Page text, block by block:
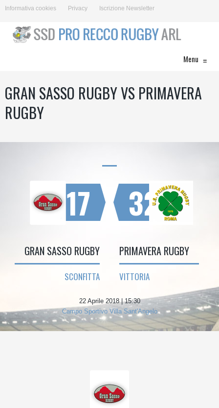
Informativa cookies Privacy Iscrizione Newsletter
Menu ≡
GRAN SASSO RUGBY VS PRIMAVERA
RUGBY
17
GRAN SASSO RUGBY
SCONFITTA
32
PRIMAVERA RUGBY
VITTORIA
22 Aprile 2018 | 15:30
Campo Sportivo Villa Sant'Angelo